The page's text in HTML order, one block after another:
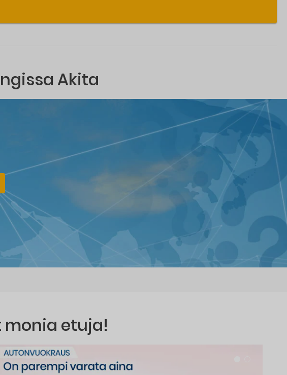
Akita
etuja!